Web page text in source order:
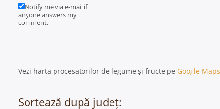
Notify me via e-mail if
anyone answers my
comment.
Vezi harta procesatorilor de legume și fructe pe Google Maps
Sortează după județ: